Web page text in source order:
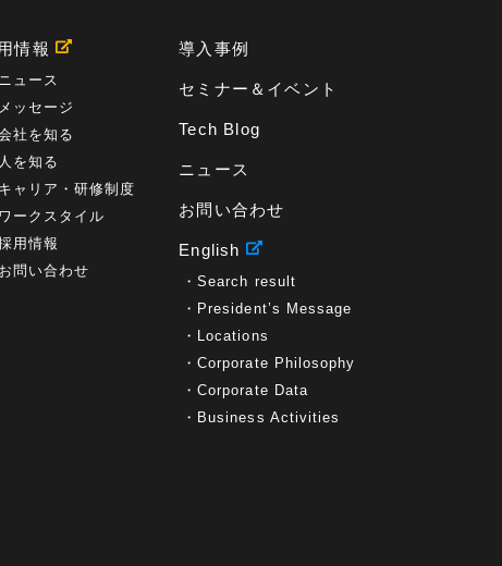
情報
ニュース
メッセージ
社を知る
人を知る
キャリア・研修制度
ワークスタイル
用情報
お問い合わせ
導入事例
セミナー＆イベント
Tech Blog
ニュース
お問い合わせ
English
Search result
President’s Message
Locations
Corporate Philosophy
Corporate Data
Business Activities